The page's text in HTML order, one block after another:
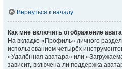
Вернуться к началу
Как мне включить отображение
На вкладке «Профиль» личного
использованием четырёх
«Удалённая аватара» или
зависит, включена ли поддержка